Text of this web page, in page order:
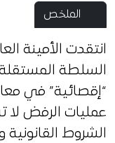
الملخص
انتقدت الأمينة
السلطة المستقلة
“إقصائية” في
عمليات الرفض لا
الشروط القانونية